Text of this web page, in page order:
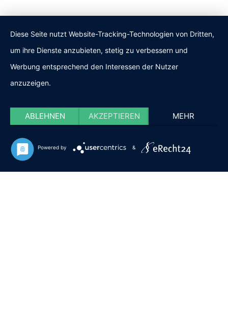
Diese Seite nutzt Website-Tracking-Technologien von Dritten,
um ihre Dienste anzubieten, stetig zu verbessern und
Werbung entsprechend den Interessen der Nutzer
anzuzeigen.
ABLEHNEN AKZEPTIEREN MEHR
Powered by &